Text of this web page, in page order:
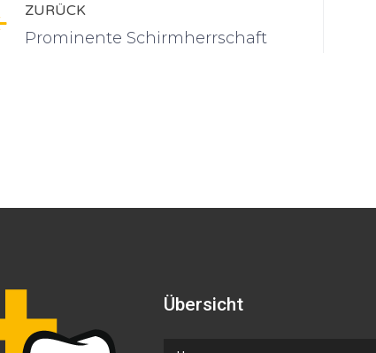
ZURÜCK
Prominente Schirmherrschaft
Übersicht